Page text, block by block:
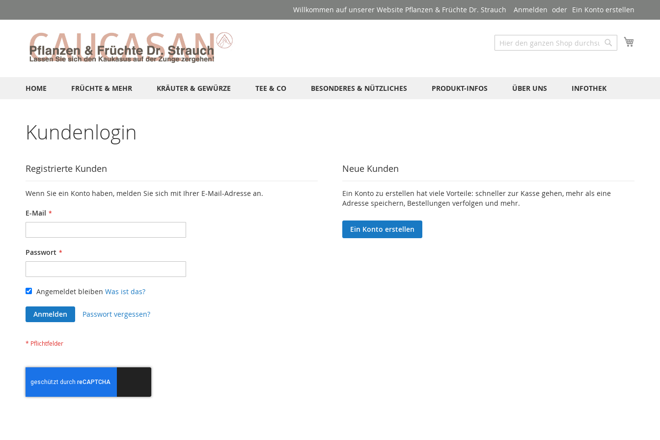
zum
Willkommen auf unserer Website Pflanzen & Früchte Dr. Strauch Anmelden Ein Konto erstellen
Suche
HOME FRÜCHTE & MEHR KRÄUTER & GEWÜRZE TEE & CO BESONDERES & NÜTZLICHES PRODUKT-INFOS ÜBER UNS INFOTHEK
Kundenlogin
Registrierte Kunden
Wenn Sie ein Konto haben, melden Sie sich mit Ihrer E-Mail-Adresse an.
E-Mail
Passwort
Angemeldet bleiben Was ist das?
Anmelden Passwort vergessen?
Neue Kunden
Ein Konto zu erstellen hat viele Vorteile: schneller zur Kasse gehen, mehr als eine
Adresse speichern, Bestellungen verfolgen und mehr.
Ein Konto erstellen